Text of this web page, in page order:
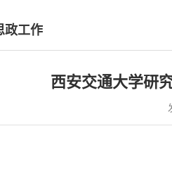
政工作
西安交通大学研